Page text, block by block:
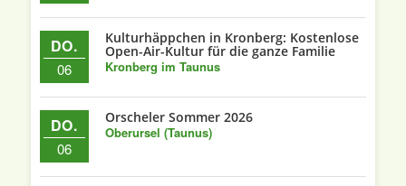
DO.
06
Kulturhäppchen in Kronberg: Kostenlose
Open-Air-Kultur für die ganze Familie
Kronberg im Taunus
DO.
06
Orscheler Sommer 2026
Oberursel (Taunus)